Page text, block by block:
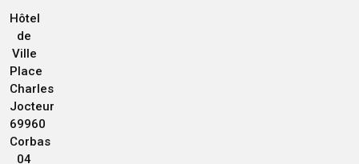
Hôtel
de
Ville
Place
Charles
Jocteur
69960
Corbas
04